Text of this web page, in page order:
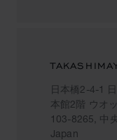
日本橋2-4-1
本館2階 ウオ
103-8265, 中
Japan